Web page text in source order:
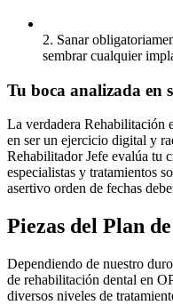
2. Sanar
sembrar cualquier
Tu boca analizada en
La verdadera Rehabilitación
en ser un ejercicio digital y
Rehabilitador Jefe evalúa tu
especialistas y tratamientos
asertivo orden de fechas
Piezas del Plan
Dependiendo de nuestro
de rehabilitación dental en
diversos niveles de